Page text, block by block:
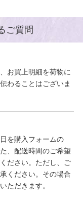
ご質問
お買上明細を荷物に
わることはございま
を購入フォームの
、配送時間のご希望
ださい。ただし、ご
ください。その場合
ただきます。